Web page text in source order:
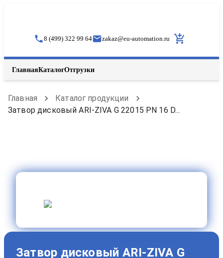
8 (499) 322 99 64 zakaz@eu-automation.ru
ГлавнаяКаталогОтгрузки
Главная
Каталог продукции
Затвор дисковый ARI-ZIVA G 22015 PN 16 D...
Затвор дисковый ARI-ZIVA G